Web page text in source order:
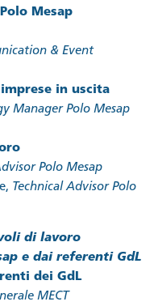
Mesap
& Event
in uscita
Manager Polo Mesap
Polo Mesap
Technical Advisor Polo
di lavoro
e dai referenti GdL
dei GdL
MECT